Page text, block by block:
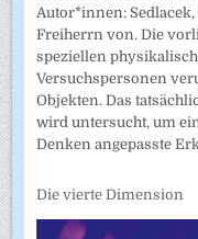
Autor*innen:
Freiherrn von. Die
speziellen
Versuchspersonen
Objekten. Das
wird untersucht, um
Denken angepasste
Die vierte Dimension